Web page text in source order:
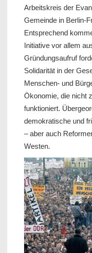
Arbeitskreis der
Gemeinde in Berlin-
Entsprechend
Initiative vor allem
Gründungsaufruf
Solidarität in der
Menschen- und
Ökonomie, die nicht
funktioniert.
demokratische und
– aber auch
Westen.